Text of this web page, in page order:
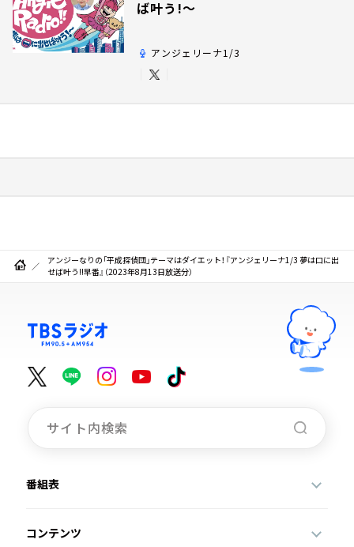
ば叶う!～
アンジェリーナ1/3
アンジーなりの「平成探偵団」テーマはダイエット！『アンジェリーナ1/3 夢は口に出
せば叶う!!早番』（2023年8月13日放送分）
番組表
コンテンツ